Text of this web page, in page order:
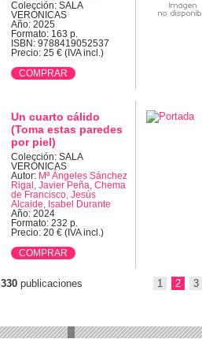
Colección: SALA
VERÓNICAS
Año: 2025
Formato: 163 p.
ISBN: 9788419052537
Precio: 25 € (IVA incl.)
Un cuarto cálido
(Toma estas paredes
por piel)
Colección: SALA
VERÓNICAS
Autor: Mª Ángeles Sánchez
Rigal, Javier Peña, Chema
de Francisco, Jesús
Alcaide, Isabel Durante
Año: 2024
Formato: 232 p.
Precio: 20 € (IVA incl.)
330 publicaciones 1 2 3